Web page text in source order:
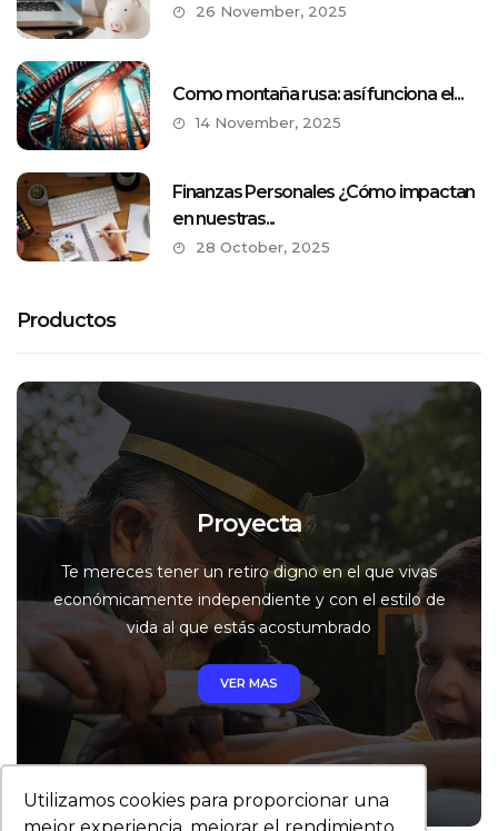
Utilizamos cookies para proporcionar una
26 November, 2025
Como montaña rusa: así funciona el...
14 November, 2025
Finanzas Personales ¿Cómo impactan
en nuestras...
28 October, 2025
Productos
Proyecta
Te mereces tener un retiro digno en el que vivas
económicamente independiente y con el estilo de
vida al que estás acostumbrado
VER MAS